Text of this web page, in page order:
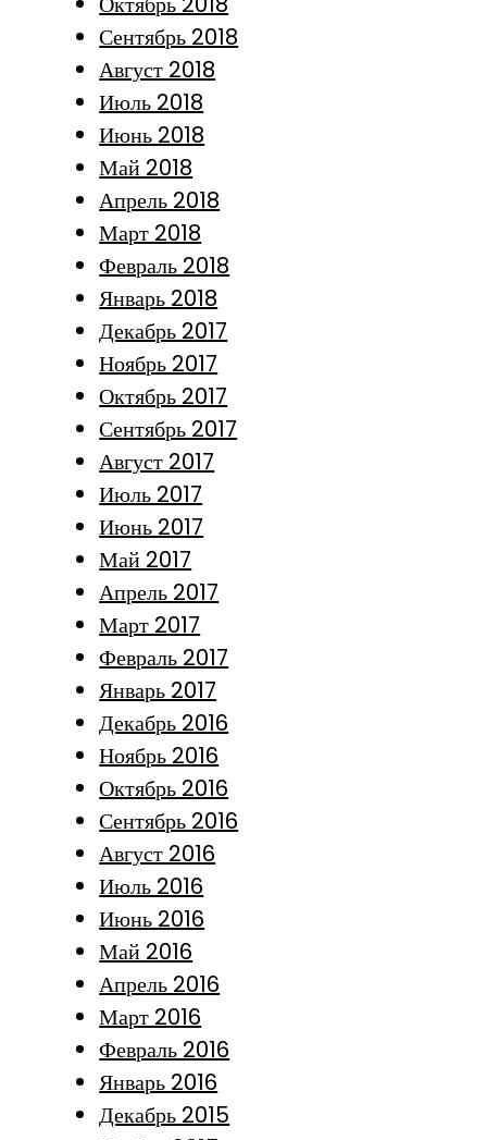
Сентябрь 2018
Август 2018
Июль 2018
Июнь 2018
Май 2018
Апрель 2018
Март 2018
Февраль 2018
Январь 2018
Декабрь 2017
Ноябрь 2017
Октябрь 2017
Сентябрь 2017
Август 2017
Июль 2017
Июнь 2017
Май 2017
Апрель 2017
Март 2017
Февраль 2017
Январь 2017
Декабрь 2016
Ноябрь 2016
Октябрь 2016
Сентябрь 2016
Август 2016
Июль 2016
Июнь 2016
Май 2016
Апрель 2016
Март 2016
Февраль 2016
Январь 2016
Декабрь 2015